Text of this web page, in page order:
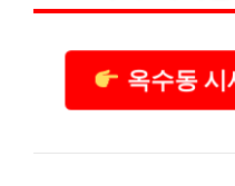
옥수동 시